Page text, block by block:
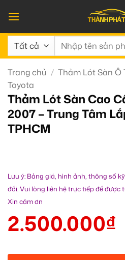
qua
nội
dung
Tìm
Trang chủ / Thảm Lót Sàn Ô
Toyota
Thảm Lót Sàn Cao
2007 – Trung Tâm
TPHCM
Lưu ý: Bảng giá, hình ảnh, thông số
đổi. Vui lòng liên hệ trực tiếp để được
Xin cảm ơn
2.500.000₫